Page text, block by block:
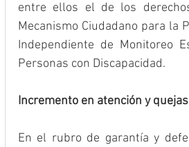
entre ellos el de los
Mecanismo Ciudadano para la
Independiente de Monitoreo
Personas con Discapacidad.
Incremento en atención y quejas
En el rubro de garantía y